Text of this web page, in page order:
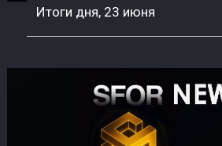
Итоги дня, 23 июня